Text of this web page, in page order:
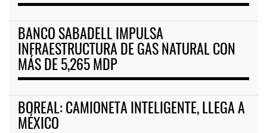
BANCO SABADELL IMPULSA
INFRAESTRUCTURA DE GAS NATURAL CON
MÁS DE 5,265 MDP
BOREAL: CAMIONETA INTELIGENTE, LLEGA A
MÉXICO